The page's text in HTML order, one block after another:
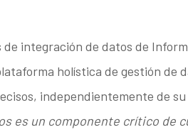
de integración de datos de
holística de gestión de
independientemente de
es un componente crítico de